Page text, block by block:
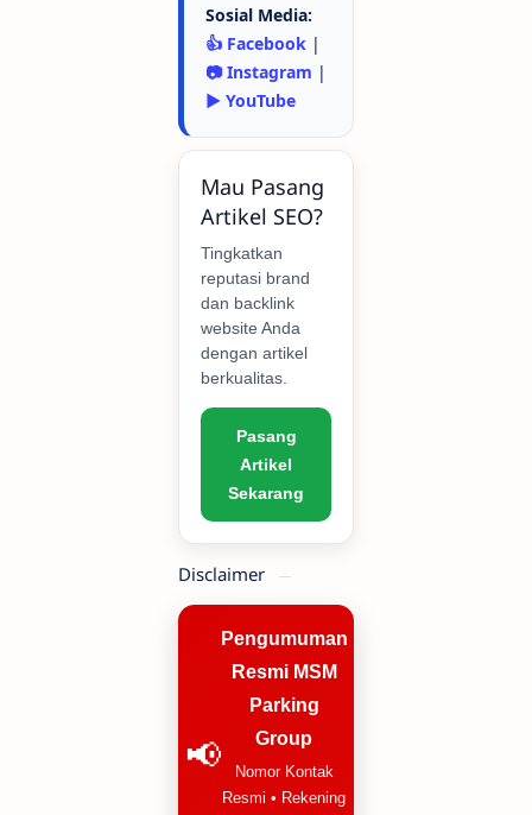
Sosial Media:
👍 Facebook |
📷 Instagram |
▶️ YouTube
Mau Pasang
Artikel SEO?
Tingkatkan
reputasi brand
dan backlink
website Anda
dengan artikel
berkualitas.
Pasang
Artikel
Sekarang
Disclaimer
📢
Pengumuman
Resmi MSM
Parking
Group
Nomor Kontak
Resmi • Rekening